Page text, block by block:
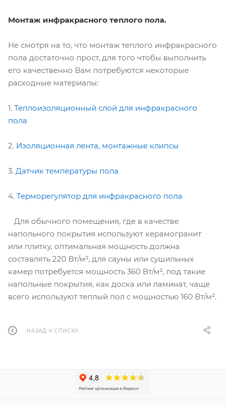
Монтаж инфракрасного теплого пола.
Не смотря на то, что монтаж теплого инфракрасного
пола достаточно прост, для того чтобы выполнить
его качественно Вам потребуются некоторые
расходные материалы:
1. Теплоизоляционный слой для инфракрасного
пола
2. Изоляционная лента, монтажные клипсы
3. Датчик температуры пола
4. Терморегулятор для инфракрасного пола
Для обычного помещения, где в качестве
напольного покрытия используют керамогранит
или плитку, оптимальная мощность должна
составлять 220 Вт/м², для сауны или сушильных
камер потребуется мощность 360 Вт/м², под такие
напольные покрытия, как доска или ламинат, чаще
всего используют теплый пол с мощностью 160 Вт/м².
НАЗАД К СПИСКУ